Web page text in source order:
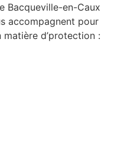
Bacqueville-en-Caux
accompagnent pour
matière d’protection :